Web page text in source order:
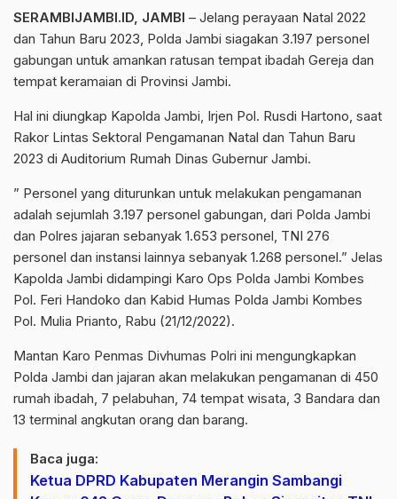
SERAMBIJAMBI.ID, JAMBI – Jelang perayaan Natal 2022
dan Tahun Baru 2023, Polda Jambi siagakan 3.197 personel
gabungan untuk amankan ratusan tempat ibadah Gereja dan
tempat keramaian di Provinsi Jambi.
Hal ini diungkap Kapolda Jambi, Irjen Pol. Rusdi Hartono, saat
Rakor Lintas Sektoral Pengamanan Natal dan Tahun Baru
2023 di Auditorium Rumah Dinas Gubernur Jambi.
” Personel yang diturunkan untuk melakukan pengamanan
adalah sejumlah 3.197 personel gabungan, dari Polda Jambi
dan Polres jajaran sebanyak 1.653 personel, TNI 276
personel dan instansi lainnya sebanyak 1.268 personel.” Jelas
Kapolda Jambi didampingi Karo Ops Polda Jambi Kombes
Pol. Feri Handoko dan Kabid Humas Polda Jambi Kombes
Pol. Mulia Prianto, Rabu (21/12/2022).
Mantan Karo Penmas Divhumas Polri ini mengungkapkan
Polda Jambi dan jajaran akan melakukan pengamanan di 450
rumah ibadah, 7 pelabuhan, 74 tempat wisata, 3 Bandara dan
13 terminal angkutan orang dan barang.
Baca juga:
Ketua DPRD Kabupaten Merangin Sambangi